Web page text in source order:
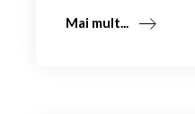
Mai mult...